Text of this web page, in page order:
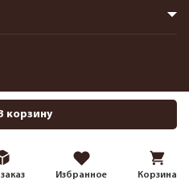
Избранное Корзина
корзину
страйкбола и снаряжения–